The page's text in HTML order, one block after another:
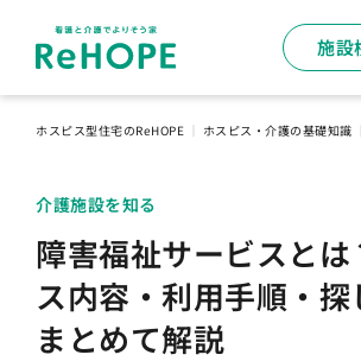
施設
ホスピス型住宅のReHOPE ホスピス・介護の基礎知識
介護施設を知る
障害福祉サービスとは
ス内容・利用手順・探
まとめて解説